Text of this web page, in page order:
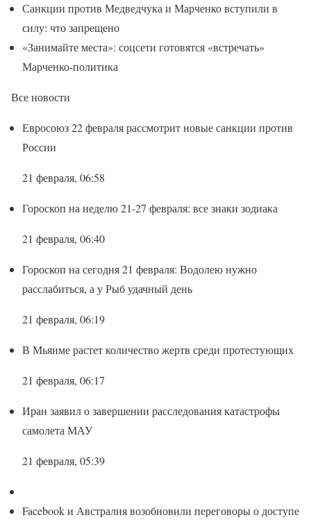
Санкции против Медведчука и Марченко вступили в
силу: что запрещено
«Занимайте места»: соцсети готовятся «встречать»
Марченко-политика
Все новости
Евросоюз 22 февраля рассмотрит новые санкции против
России
21 февраля, 06:58
Гороскоп на неделю 21-27 февраля: все знаки зодиака
21 февраля, 06:40
Гороскоп на сегодня 21 февраля: Водолею нужно
расслабиться, а у Рыб удачный день
21 февраля, 06:19
В Мьянме растет количество жертв среди протестующих
21 февраля, 06:17
Иран заявил о завершении расследования катастрофы
самолета МАУ
21 февраля, 05:39
Facebook и Австралия возобновили переговоры о доступе